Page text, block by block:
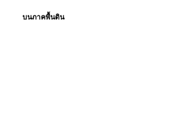
บนภาคพื้นดิน